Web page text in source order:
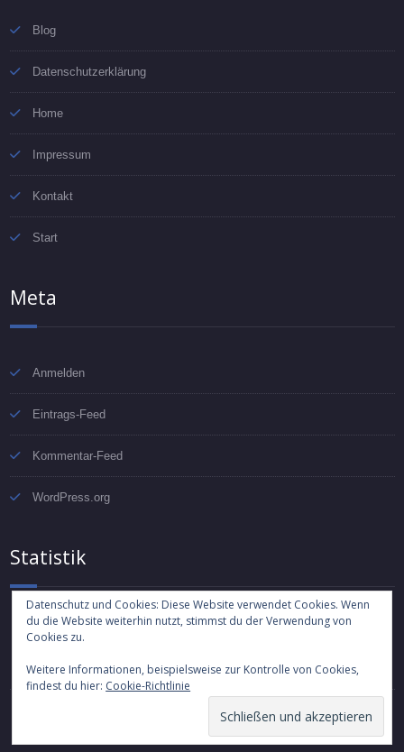
Blog
Datenschutzerklärung
Home
Impressum
Kontakt
Start
Meta
Anmelden
Eintrags-Feed
Kommentar-Feed
WordPress.org
Statistik
7.367 Besuche
Proudly powered by WordPress| Copyright 2018
Datenschutz und Cookies: Diese Website verwendet Cookies. Wenn
du die Website weiterhin nutzt, stimmst du der Verwendung von
Cookies zu.
Weitere Informationen, beispielsweise zur Kontrolle von Cookies,
findest du hier: Cookie-Richtlinie